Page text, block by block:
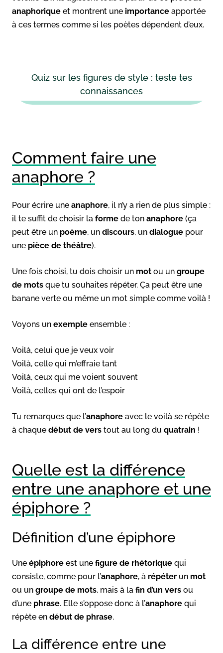
anaphorique et montrent une importance apportée
à ces termes comme si les poètes dépendent d’eux.
Quiz sur les figures de style : teste tes
connaissances
Comment faire une
anaphore ?
Pour écrire une anaphore, il n’y a rien de plus simple :
il te suffit de choisir la forme de ton anaphore (ça
peut être un poème, un discours, un dialogue pour
une pièce de théâtre).
Une fois choisi, tu dois choisir un mot ou un groupe
de mots que tu souhaites répéter. Ça peut être une
banane verte ou même un mot simple comme voilà !
Voyons un exemple ensemble :
Voilà, celui que je veux voir
Voilà, celle qui m’effraie tant
Voilà, ceux qui me voient souvent
Voilà, celles qui ont de l’espoir
Tu remarques que l’anaphore avec le voilà se répète
à chaque début de vers tout au long du quatrain !
Quelle est la différence
entre une anaphore et une
épiphore ?
Définition d’une épiphore
Une épiphore est une figure de rhétorique qui
consiste, comme pour l’anaphore, à répéter un mot
ou un groupe de mots, mais à la fin d’un vers ou
d’une phrase. Elle s’oppose donc à l’anaphore qui
répète en début de phrase.
La différence entre une